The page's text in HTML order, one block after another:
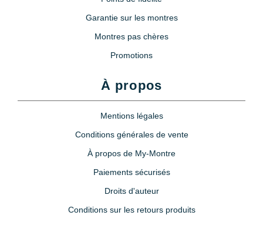
Garantie sur les montres
Montres pas chères
Promotions
À propos
Mentions légales
Conditions générales de vente
À propos de My-Montre
Paiements sécurisés
Droits d'auteur
Conditions sur les retours produits